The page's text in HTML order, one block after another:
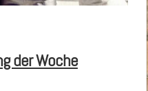
der Woche